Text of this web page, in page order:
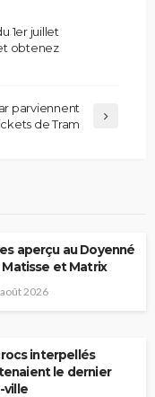
1er juillet
obtenez
parviennent
de Tram
aperçu au Doyenné
et Matrix
2026
interpellés
le dernier
ville